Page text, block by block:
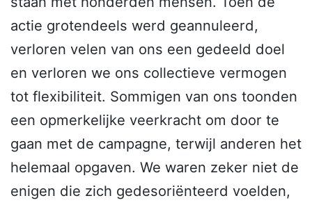
actie grotendeels werd geannuleerd,
verloren velen van ons een gedeeld doel
en verloren we ons collectieve vermogen
tot flexibiliteit. Sommigen van ons toonden
een opmerkelijke veerkracht om door te
gaan met de campagne, terwijl anderen het
helemaal opgaven. We waren zeker niet de
enigen die zich gedesoriënteerd voelden,